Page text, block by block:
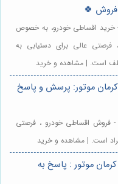
🍀
خرید اقساطی خودرو، به خصوص
فرصتی عالی برای دستیابی به
است. | مشاهده و خرید
موتور: پرسش و پاسخ
- فروش اقساطی خودرو ، فرصتی
است. | مشاهده و خرید
موتور : پاسخ به